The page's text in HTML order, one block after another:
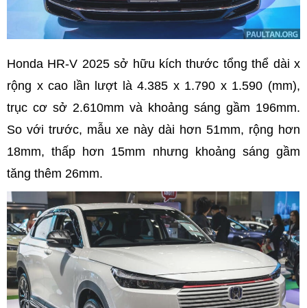
Honda HR-V 2025 sở hữu kích thước tổng thể dài x
rộng x cao lần lượt là 4.385 x 1.790 x 1.590 (mm),
trục cơ sở 2.610mm và khoảng sáng gầm 196mm.
So với trước, mẫu xe này dài hơn 51mm, rộng hơn
18mm, thấp hơn 15mm nhưng khoảng sáng gầm
tăng thêm 26mm.